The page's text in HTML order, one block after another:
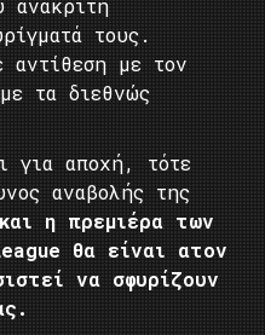
ανακριτή
τους.
αντίθεση με τον
τα διεθνώς
για αποχή, τότε
αναβολής της
και η πρεμιέρα των
θα είναι ατον
να σφυρίζουν